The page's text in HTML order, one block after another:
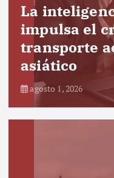
La
impulsa el
transporte
asiático
agosto 1, 2026